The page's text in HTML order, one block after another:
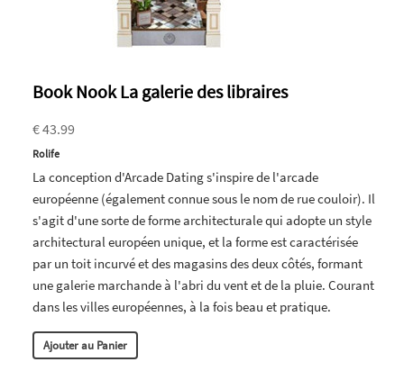
Book Nook La galerie des libraires
€ 43.99
Rolife
La conception d'Arcade Dating s'inspire de l'arcade
européenne (également connue sous le nom de rue couloir). Il
s'agit d'une sorte de forme architecturale qui adopte un style
architectural européen unique, et la forme est caractérisée
par un toit incurvé et des magasins des deux côtés, formant
une galerie marchande à l'abri du vent et de la pluie. Courant
dans les villes européennes, à la fois beau et pratique.
Ajouter au Panier